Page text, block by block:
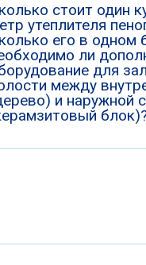
стоит один
утеплителя
его в одном
ли
для
между
и наружной